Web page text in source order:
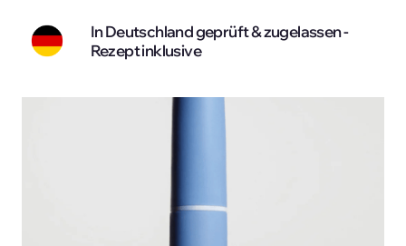
In Deutschland geprüft & zugelassen -
Rezept inklusive